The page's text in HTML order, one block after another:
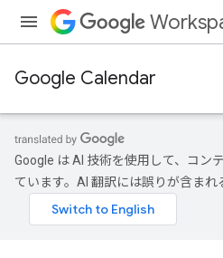
Google Calendar
Google は AI 技術を使用して、コン
ています。AI 翻訳には誤りが含まれ